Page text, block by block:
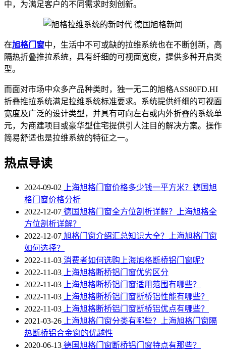
中，为满足客户的不同需求时刻创新。
在旭格门窗中，生活中不可或缺的拉维系统也在不断创新，高
隔热折叠推拉系统，具有纤细的可视面宽度，提供多种开启类
型。
而面对市场中众多产品种类时，独一无二的旭格ASS80FD.HI
折叠推拉系统满足拉维系统标准要求。系统提供纤细的可视面
宽度及广泛的设计类型，并具有可向左右或内外折叠的系统单
元，为商建项目或豪华型住宅提供引人注目的解决方案。操作
简易舒适也是拉维系统的特征之一。
热点导读
2024-09-02 上海旭格门窗价格多少钱一平方米？德国旭
格门窗价格分析
2022-12-07 德国旭格门窗全方位剖析详解？上海旭格全
方位剖析详解？
2022-12-07 旭格门窗介绍汇总知识大全？上海旭格门窗
如何选择？
2022-11-03 消费者如何选购上海旭格断桥铝门窗呢?
2022-11-03 上海旭格断桥铝门窗优劣区分
2022-11-03 上海旭格​断桥铝门窗适用范围有哪些？
2022-11-03 上海旭格断桥铝门窗断桥铝性能有哪些？
2022-11-03 上海旭格断桥铝门窗断桥铝优点有哪些？
2021-03-26 上海旭格门窗分类有哪些？上海旭格门窗隔
热断桥铝合金窗的优越性
2020-06-13 德国旭格门窗断桥铝门窗特点有那些？